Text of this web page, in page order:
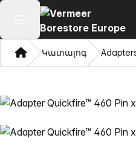
Բաց հիմնական մենյու
ՏունԿատալոգ